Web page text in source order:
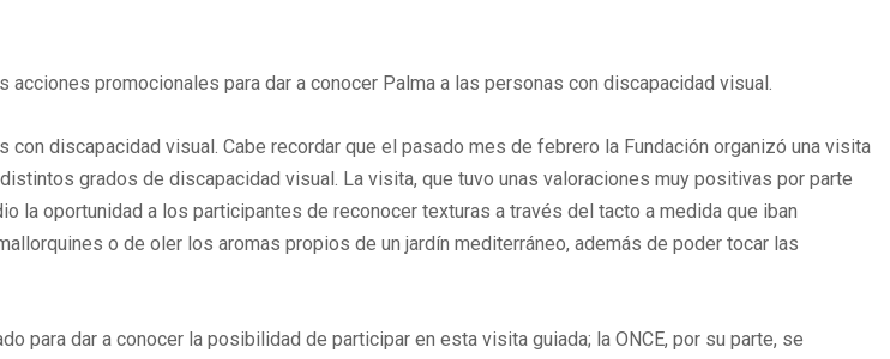
acciones promocionales para dar a conocer Palma a las personas con discapacidad visual.
discapacidad visual. Cabe recordar que el pasado mes de febrero la Fundación organizó una visita
grados de discapacidad visual. La visita, que tuvo unas valoraciones muy positivas por parte
la oportunidad a los participantes de reconocer texturas a través del tacto a medida que iban
o de oler los aromas propios de un jardín mediterráneo, además de poder tocar las
para dar a conocer la posibilidad de participar en esta visita guiada; la ONCE, por su parte, se